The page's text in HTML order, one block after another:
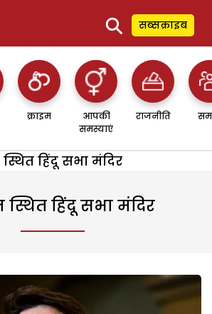
⚲ सब्सक्राइब
क्राइम
आपकी
समस्याएं
राजनीति
स्थित हिंदू सभा मंदिर
स्थित हिंदू सभा मंदिर